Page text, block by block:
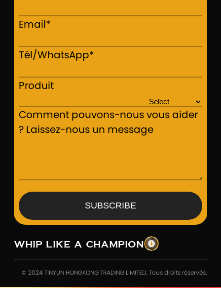
Email*
Tél/WhatsApp*
Produit
Comment pouvons-nous vous aider
? Laissez-nous un message
SUBSCRIBE
WHIP LIKE A CHAMPION
© 2024 TINYUN HONGKONG TRADING LIMITED. Tous droits réservés.